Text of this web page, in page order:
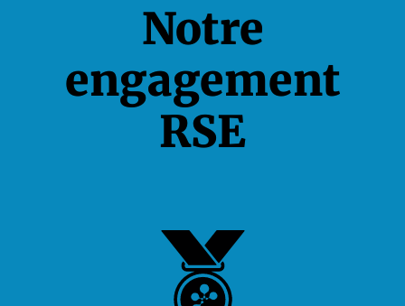
Notre
engagement
RSE